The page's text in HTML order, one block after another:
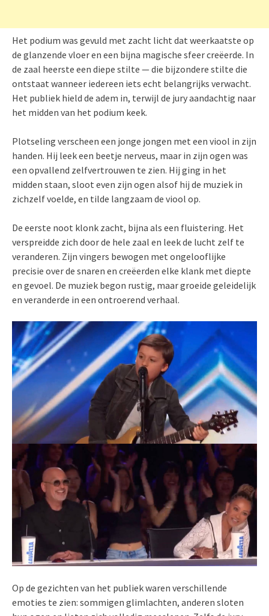
Het podium was gevuld met zacht licht dat weerkaatste op
de glanzende vloer en een bijna magische sfeer creëerde. In
de zaal heerste een diepe stilte — die bijzondere stilte die
ontstaat wanneer iedereen iets echt belangrijks verwacht.
Het publiek hield de adem in, terwijl de jury aandachtig naar
het midden van het podium keek.
Plotseling verscheen een jonge jongen met een viool in zijn
handen. Hij leek een beetje nerveus, maar in zijn ogen was
een opvallend zelfvertrouwen te zien. Hij ging in het
midden staan, sloot even zijn ogen alsof hij de muziek in
zichzelf voelde, en tilde langzaam de viool op.
De eerste noot klonk zacht, bijna als een fluistering. Het
verspreidde zich door de hele zaal en leek de lucht zelf te
veranderen. Zijn vingers bewogen met ongelooflijke
precisie over de snaren en creëerden elke klank met diepte
en gevoel. De muziek begon rustig, maar groeide geleidelijk
en veranderde in een ontroerend verhaal.
Op de gezichten van het publiek waren verschillende
emoties te zien: sommigen glimlachten, anderen sloten